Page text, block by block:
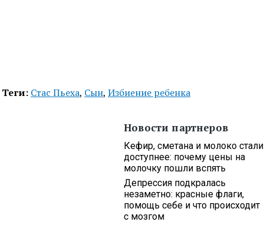
Теги: Стас Пьеха, Сын, Избиение ребенка
Новости партнеров
Кефир, сметана и молоко стали
доступнее: почему цены на
молочку пошли вспять
Депрессия подкралась
незаметно: красные флаги,
помощь себе и что происходит
с мозгом